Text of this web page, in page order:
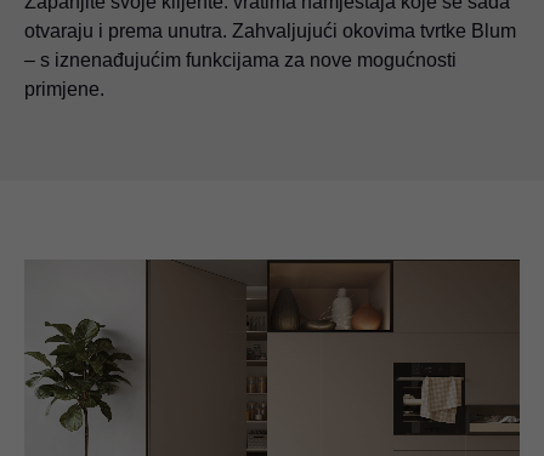
otvaraju i prema unutra. Zahvaljujući okovima tvrtke Blum
– s iznenađujućim funkcijama za nove mogućnosti
primjene.